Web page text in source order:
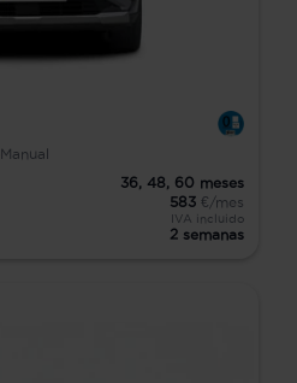
Manual
36, 48, 60 meses
583 €/mes
IVA incluido
2 semanas